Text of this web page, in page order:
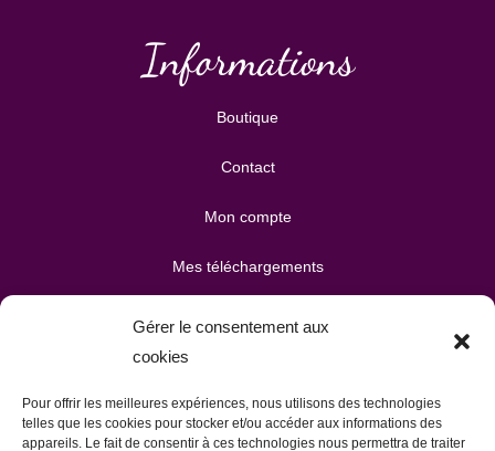
Gérer le consentement aux
cookies
Pour offrir les meilleures expériences, nous utilisons des technologies
telles que les cookies pour stocker et/ou accéder aux informations des
appareils. Le fait de consentir à ces technologies nous permettra de traiter
Informations
Boutique
Contact
Mon compte
Mes téléchargements
Publicité & partenariats